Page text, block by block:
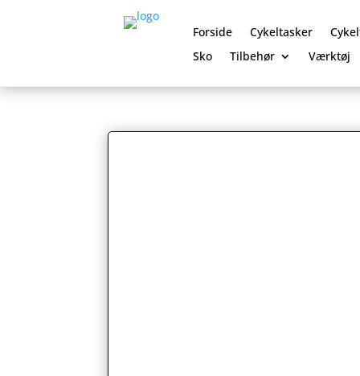
Forside Cykeltasker
Sko
Tilbehør Værktøj